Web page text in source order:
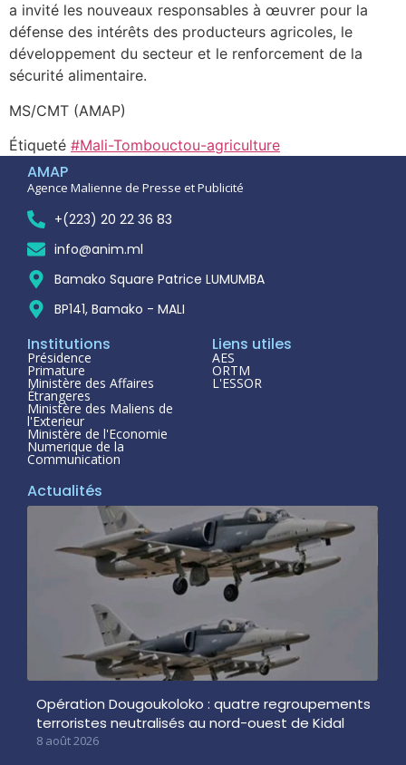
a invité les nouveaux responsables à œuvrer pour la
défense des intérêts des producteurs agricoles, le
développement du secteur et le renforcement de la
sécurité alimentaire.
MS/CMT (AMAP)
Étiqueté #Mali-Tombouctou-agriculture
AMAP
Agence Malienne de Presse et Publicité
+(223) 20 22 36 83
info@anim.ml
Bamako Square Patrice LUMUMBA
BP141, Bamako - MALI
Institutions
Présidence
Primature
Ministère des Affaires
Étrangeres
Ministère des Maliens de
l'Exterieur
Ministère de l'Economie
Numerique de la
Communication
Liens utiles
AES
ORTM
L'ESSOR
Actualités
Opération Dougoukoloko : quatre regroupements
terroristes neutralisés au nord-ouest de Kidal
8 août 2026